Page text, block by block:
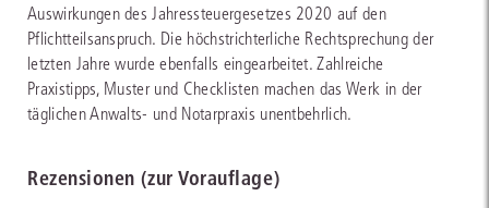
Auswirkungen des Jahressteuergesetzes 2020 auf den
Pflichtteilsanspruch. Die höchstrichterliche Rechtsprechung der
letzten Jahre wurde ebenfalls eingearbeitet. Zahlreiche
Praxistipps, Muster und Checklisten machen das Werk in der
täglichen Anwalts- und Notarpraxis unentbehrlich.
Rezensionen (zur Vorauflage)